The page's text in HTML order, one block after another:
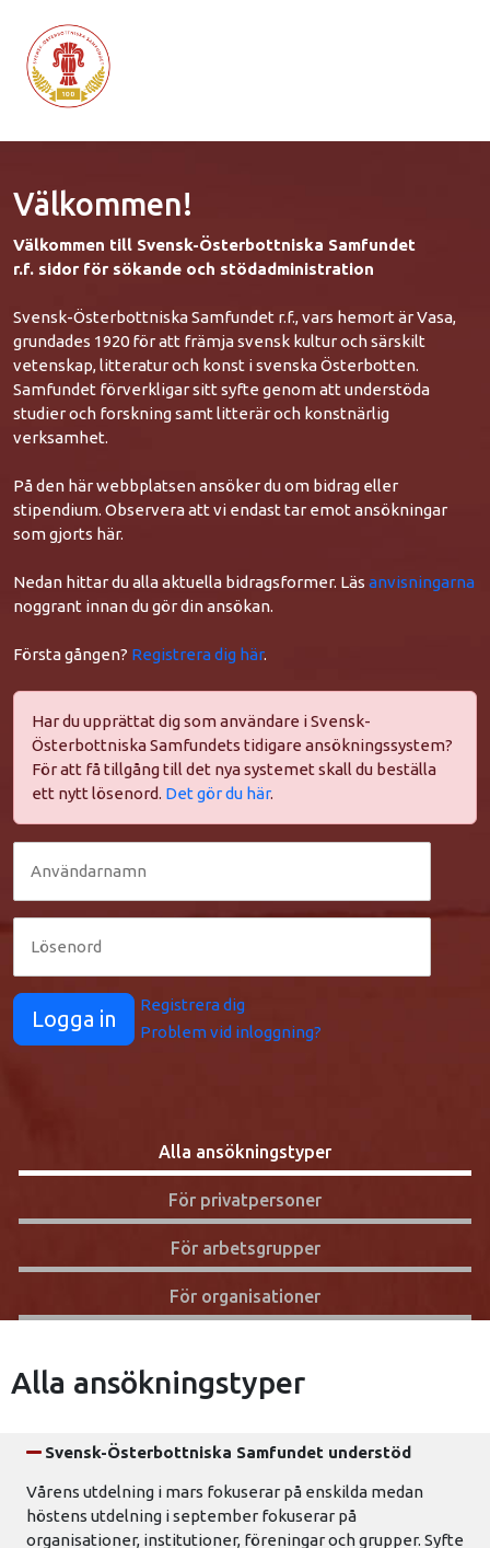
Välkommen!
Välkommen till Svensk-Österbottniska Samfundet
r.f. sidor för sökande och stödadministration
Svensk-Österbottniska Samfundet r.f., vars hemort är Vasa,
grundades 1920 för att främja svensk kultur och särskilt
vetenskap, litteratur och konst i svenska Österbotten.
Samfundet förverkligar sitt syfte genom att understöda
studier och forskning samt litterär och konstnärlig
verksamhet.
På den här webbplatsen ansöker du om bidrag eller
stipendium. Observera att vi endast tar emot ansökningar
som gjorts här.
Nedan hittar du alla aktuella bidragsformer. Läs anvisningarna
noggrant innan du gör din ansökan.
Första gången? Registrera dig här.
Har du upprättat dig som användare i Svensk-
Österbottniska Samfundets tidigare ansökningssystem?
För att få tillgång till det nya systemet skall du beställa
ett nytt lösenord. Det gör du här.
Registrera dig
Problem vid inloggning?
Alla ansökningstyper
För privatpersoner
För arbetsgrupper
För organisationer
Alla ansökningstyper
Svensk-Österbottniska Samfundet understöd
Vårens utdelning i mars fokuserar på enskilda medan
höstens utdelning i september fokuserar på
organisationer, institutioner, föreningar och grupper. Syfte